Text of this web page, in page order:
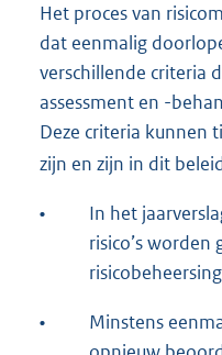
Het proces van
dat eenmalig
verschillende criteria
assessment en -
Deze criteria kunnen
zijn en zijn in dit
•
In het
risico’s
•
Minstens